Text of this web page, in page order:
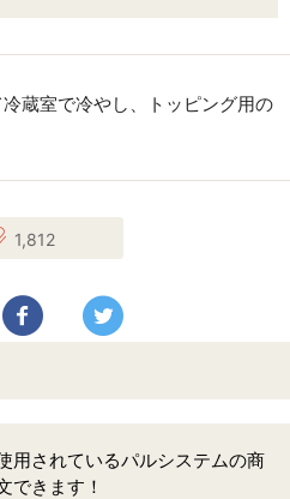
蔵室で冷やし、トッピング用の
1,812
送る Facebookでシェアする
用されているパルシステムの商
できます！